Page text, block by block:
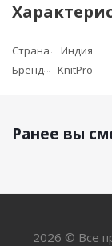
Страна
Индия
Бренд
KnitPro
Ранее вы
2026 © Все